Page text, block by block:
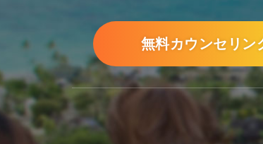
無料カウンセリン